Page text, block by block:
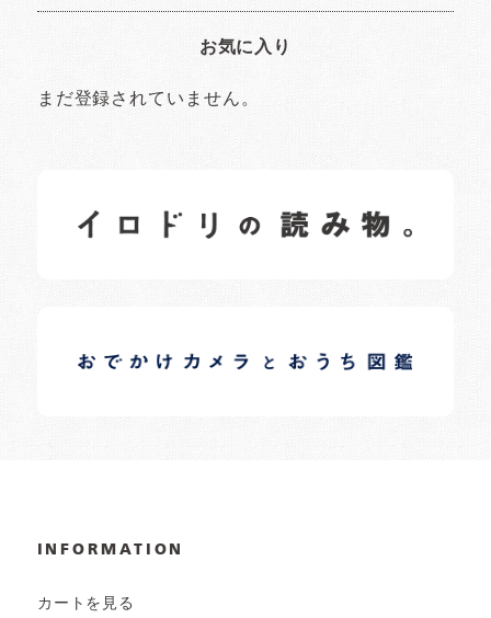
お気に入り
まだ登録されていません。
日常の様子など随時更新中です。
日常の様子など随時更新中です。
INFORMATION
カートを見る